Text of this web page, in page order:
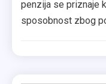
penzija se priznaje
sposobnost zbog